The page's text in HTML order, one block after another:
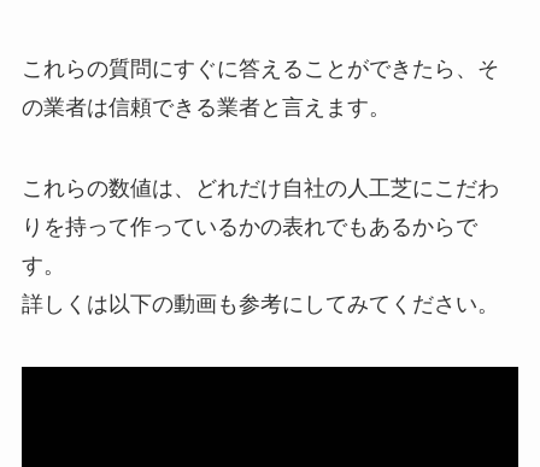
これらの質問にすぐに答えることができたら、そ
の業者は信頼できる業者と言えます。
これらの数値は、どれだけ自社の人工芝にこだわ
りを持って作っているかの表れでもあるからで
す。
詳しくは以下の動画も参考にしてみてください。